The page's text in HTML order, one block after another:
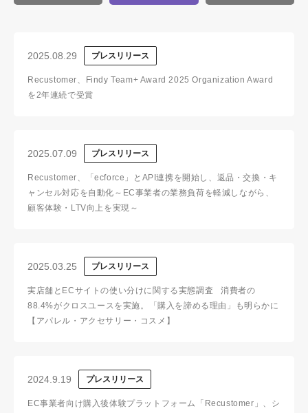
2025.08.29 プレスリリース
Recustomer、Findy Team+ Award 2025 Organization Award
を2年連続で受賞
2025.07.09 プレスリリース
Recustomer、「ecforce」とAPI連携を開始し、返品・交換・キ
ャンセル対応を自動化～EC事業者の業務負荷を軽減しながら、
顧客体験・LTV向上を実現～
2025.03.25 プレスリリース
実店舗とECサイトの使い分けに関する実態調査 消費者の
88.4%がクロスユースを実施。「購入を諦める理由」も明らかに
【アパレル・アクセサリー・コスメ】
2024.9.19 プレスリリース
EC事業者向け購入後体験プラットフォーム「Recustomer」、シ